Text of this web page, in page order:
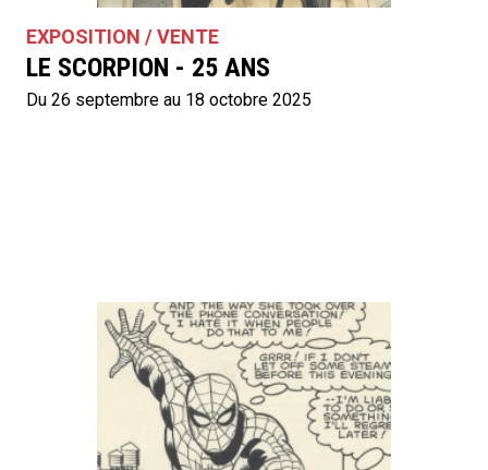
EXPOSITION / VENTE
LE SCORPION - 25 ANS
Du 26 septembre au 18 octobre 2025